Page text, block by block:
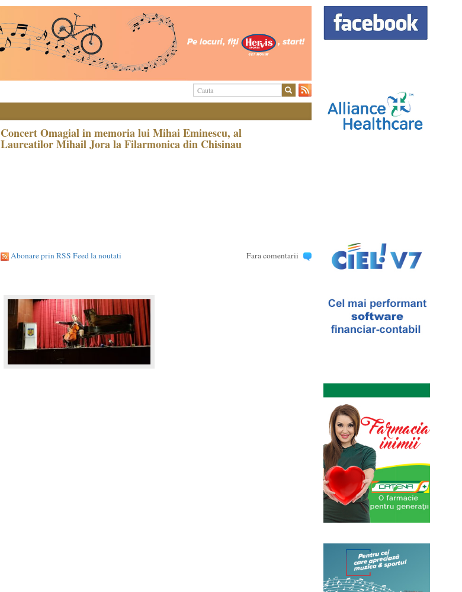
Concert Omagial in memoria lui Mihai Eminescu, al
Laureatilor Mihail Jora la Filarmonica din Chisinau
Abonare prin RSS Feed la noutati Fara comentarii